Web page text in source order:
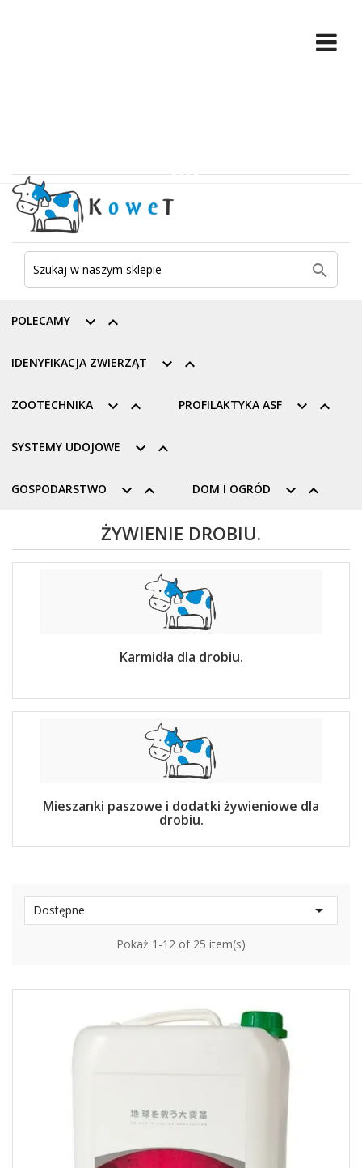

 
POLECAMY
 
IDENYFIKACJA ZWIERZĄT
 
ZOOTECHNIKA  
PROFILAKTYKA ASF
 
SYSTEMY UDOJOWE
 
GOSPODARSTWO  
DOM I OGRÓD
ŻYWIENIE DROBIU.
Karmidła dla drobiu.
Mieszanki paszowe i dodatki żywieniowe dla
drobiu.
Dostępne 
Pokaż 1-12 of 25 item(s)